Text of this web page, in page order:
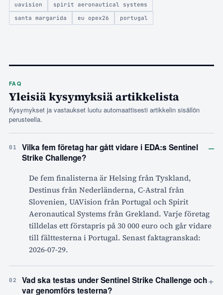
uavision
spirit aeronautical systems
santa margarida
eu opex26 portugal
FAQ
Yleisiä kysymyksiä artikkelista
Kysymykset ja vastaukset luotu automaattisesti artikkelin sisällön
perusteella.
01
Vilka fem företag har gått vidare i EDA:s Sentinel
Strike Challenge?
–
De fem finalisterna är Helsing från Tyskland,
Destinus från Nederländerna, C-Astral från
Slovenien, UAVision från Portugal och Spirit
Aeronautical Systems från Grekland. Varje företag
tilldelas ett förstapris på 30 000 euro och går vidare
till fälttesterna i Portugal. Senast faktagranskad:
2026-07-29.
02
Vad ska testas under Sentinel Strike Challenge och
var genomförs testerna?
+